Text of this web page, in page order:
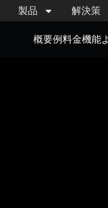
製品 解決策
機能
料金
例
概要